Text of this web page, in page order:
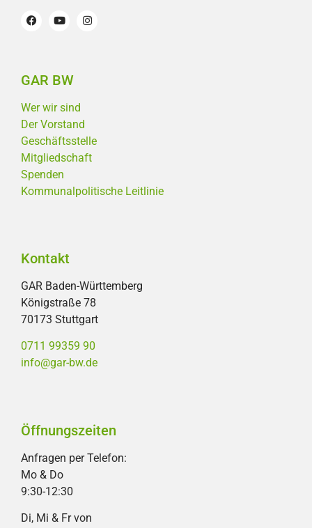
GAR BW
Wer wir sind
Der Vorstand
Geschäftsstelle
Mitgliedschaft
Spenden
Kommunalpolitische Leitlinie
Kontakt
GAR Baden-Württemberg
Königstraße 78
70173 Stuttgart
0711 99359 90
info@gar-bw.de
Öffnungszeiten
Anfragen per Telefon:
Mo & Do
9:30-12:30
Di, Mi & Fr von